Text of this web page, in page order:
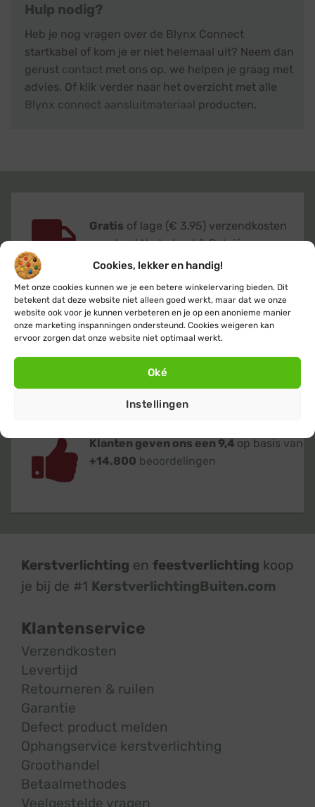
Cookies, lekker en handig!
Met onze cookies kunnen we je een betere winkelervaring bieden. Dit
betekent dat deze website niet alleen goed werkt, maar dat we onze
website ook voor je kunnen verbeteren en je op een anonieme manier
onze marketing inspanningen ondersteund. Cookies weigeren kan
ervoor zorgen dat onze website niet optimaal werkt.
Oké
Instellingen
Hulp nodig?
Heb je nog vragen over de Blynx Connect
startkabel of kom je er niet helemaal uit? Neem dan
gerust contact met ons op, we helpen je graag met
advies. Of klik verder naar het overzicht met alle
Blynx connect aansluitmateriaal producten.
Gratis of lage (€ 3,95) verzendkosten
voor heel Nederland & België
Verzendingbinnen 24 uurop
werkdagen (maandag t/m vrijdag)
Klanten geven ons een 9,4 op basis van
+14.800 beoordelingen
Kerstverlichting en feestverlichting koop
je bij de #1 KerstverlichtingBuiten.com
Klantenservice
Verzendkosten
Levertijd
Retourneren & ruilen
Garantie
Defect product melden
Ophangservice kerstverlichting
Groothandel
Betaalmethodes
Veelgestelde vragen